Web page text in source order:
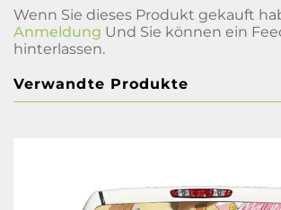
Wenn Sie dieses Produkt gekauft
Anmeldung Und Sie können ein
hinterlassen.
Verwandte Produkte